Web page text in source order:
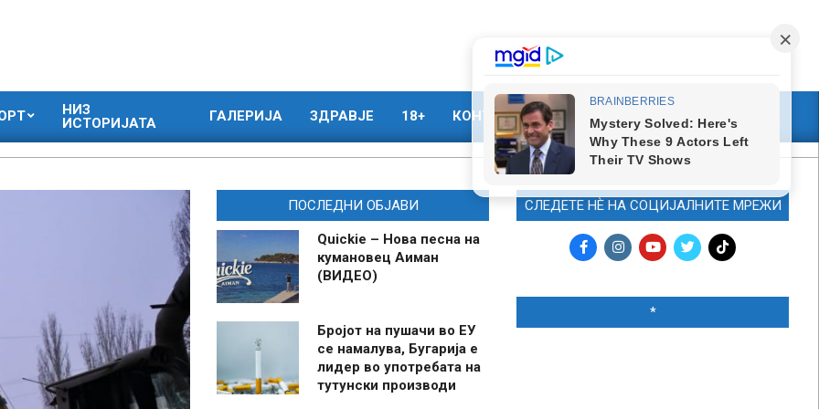
НИЗ
ИСТОРИЈАТА
ГАЛЕРИЈА ЗДРАВЈЕ 18+ КОНТАКТ МАРКЕТИНГ
ПОСЛЕДНИ ОБЈАВИ
Quickie – Нова песна на
кумановец Аиман
(ВИДЕО)
Бројот на пушачи во ЕУ
се намалува, Бугарија е
лидер во употребата на
тутунски производи
СЛЕДЕТЕ НЀ НА СОЦИЈАЛНИТЕ МРЕЖИ
*